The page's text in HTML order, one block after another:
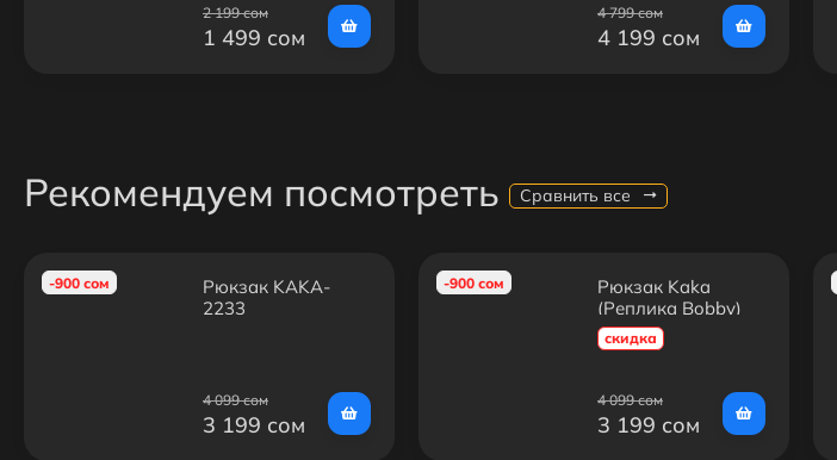
2 199 сом
1 499 сом
4 799 сом
4 199 сом
Рекомендуем посмотреть Сравнить все
-900 сом
Рюкзак KAKA-
2233
4 099 сом
3 199 сом
-900 сом
Рюкзак Kaka
(Реплика Bobby)
скидка
4 099 сом
3 199 сом